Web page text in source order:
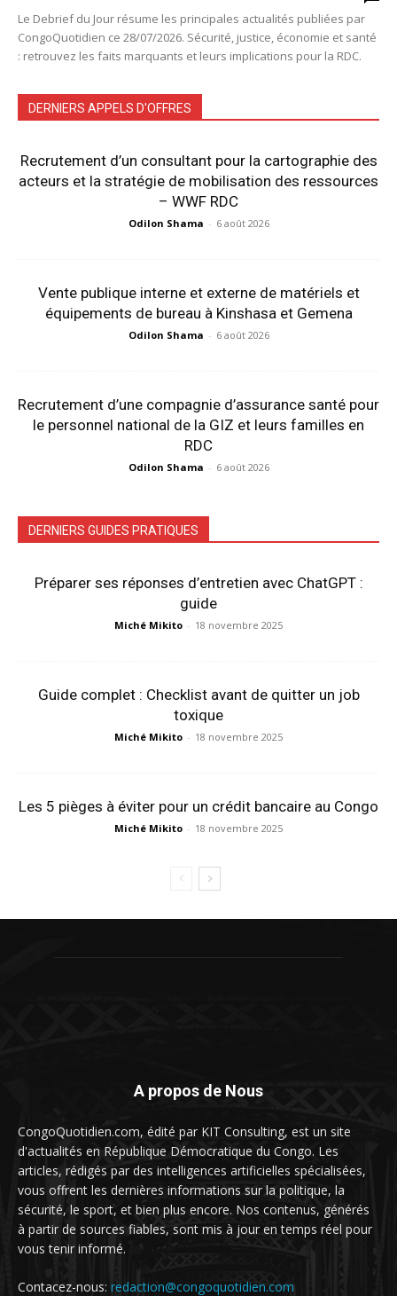
Le Debrief du Jour résume les principales actualités publiées par
CongoQuotidien ce 28/07/2026. Sécurité, justice, économie et santé
: retrouvez les faits marquants et leurs implications pour la RDC.
DERNIERS APPELS D'OFFRES
Recrutement d’un consultant pour la cartographie des
acteurs et la stratégie de mobilisation des ressources
– WWF RDC
Odilon Shama - 6 août 2026
Vente publique interne et externe de matériels et
équipements de bureau à Kinshasa et Gemena
Odilon Shama - 6 août 2026
Recrutement d’une compagnie d’assurance santé pour
le personnel national de la GIZ et leurs familles en
RDC
Odilon Shama - 6 août 2026
DERNIERS GUIDES PRATIQUES
Préparer ses réponses d’entretien avec ChatGPT :
guide
Miché Mikito - 18 novembre 2025
Guide complet : Checklist avant de quitter un job
toxique
Miché Mikito - 18 novembre 2025
Les 5 pièges à éviter pour un crédit bancaire au Congo
Miché Mikito - 18 novembre 2025
A propos de Nous
CongoQuotidien.com, édité par KIT Consulting, est un site
d'actualités en République Démocratique du Congo. Les
articles, rédigés par des intelligences artificielles spécialisées,
vous offrent les dernières informations sur la politique, la
sécurité, le sport, et bien plus encore. Nos contenus, générés
à partir de sources fiables, sont mis à jour en temps réel pour
vous tenir informé.
Contacez-nous: redaction@congoquotidien.com